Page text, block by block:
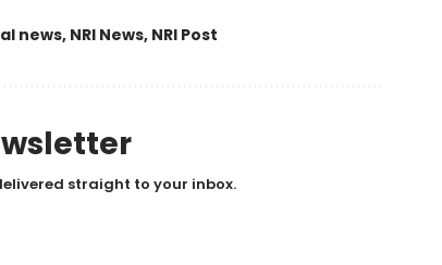
news, NRI News, NRI Post
straight to your inbox.